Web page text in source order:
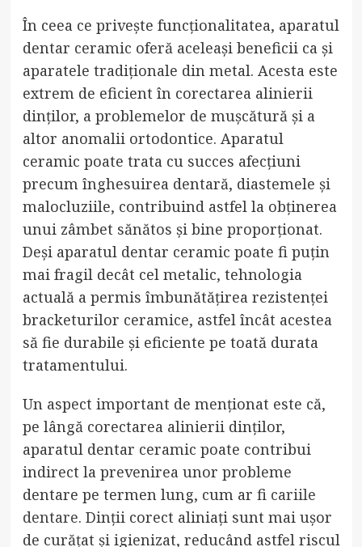
În ceea ce privește funcționalitatea, aparatul
dentar ceramic oferă aceleași beneficii ca și
aparatele tradiționale din metal. Acesta este
extrem de eficient în corectarea alinierii
dinților, a problemelor de mușcătură și a
altor anomalii ortodontice. Aparatul
ceramic poate trata cu succes afecțiuni
precum înghesuirea dentară, diastemele și
malocluziile, contribuind astfel la obținerea
unui zâmbet sănătos și bine proporționat.
Deși aparatul dentar ceramic poate fi puțin
mai fragil decât cel metalic, tehnologia
actuală a permis îmbunătățirea rezistenței
bracketurilor ceramice, astfel încât acestea
să fie durabile și eficiente pe toată durata
tratamentului.
Un aspect important de menționat este că,
pe lângă corectarea alinierii dinților,
aparatul dentar ceramic poate contribui
indirect la prevenirea unor probleme
dentare pe termen lung, cum ar fi cariile
dentare. Dinții corect aliniați sunt mai ușor
de curățat și igienizat, reducând astfel riscul